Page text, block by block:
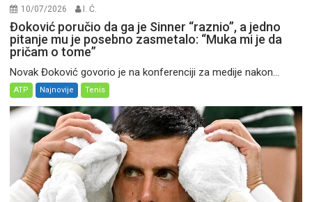
10/07/2026 I. Ć.
Đoković poručio da ga je Sinner “raznio”, a jedno
pitanje mu je posebno zasmetalo: “Muka mi je da
pričam o tome”
Novak Đoković govorio je na konferenciji za medije nakon...
ATP Najnovije Tenis